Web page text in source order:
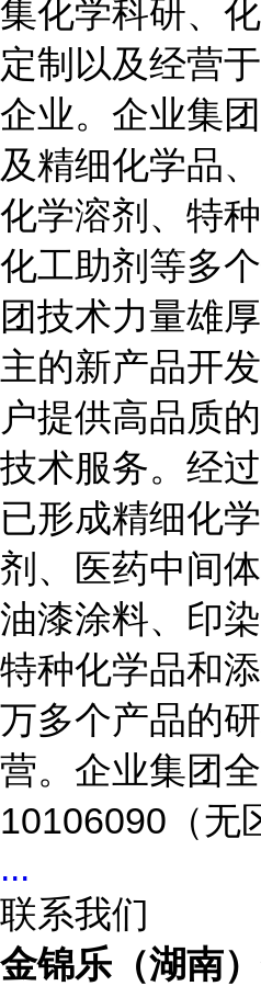
集化学科研、
定制以及经营
企业。企业集
及精细化学品
化学溶剂、特
化工助剂等多
团技术力量雄
主的新产品开
户提供高品质
技术服务。经
已形成精细化
剂、医药中间
油漆涂料、印
特种化学品和
万多个产品的
营。企业集团
10106090（无
...
联系我们
金锦乐（湖南